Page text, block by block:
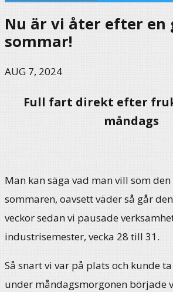
Nu är vi åter efter en
sommar!
AUG 7, 2024
Full fart direkt efter
måndags
Man kan säga vad man vill som den
sommaren, oavsett väder så går
veckor sedan vi pausade
industrisemester, vecka 28 till 31.
Så snart vi var på plats och kunde
under måndagsmorgonen började